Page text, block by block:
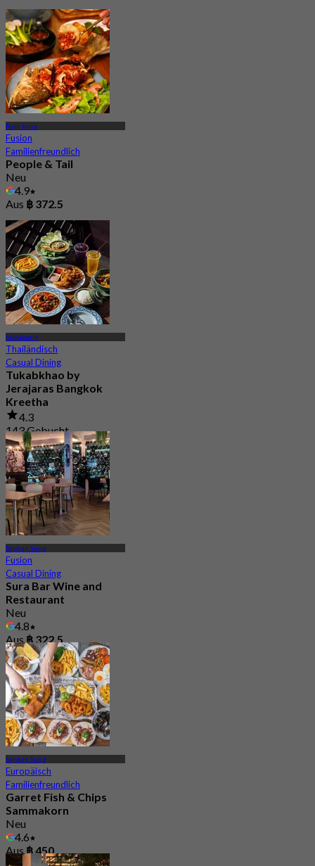
Ram Intra
Fusion
Familienfreundlich
People & Tail
Neu
4.9
Aus ฿ 372.5
Srinakarin
Thailändisch
Casual Dining
Tukabkhao by
Jerajaras Bangkok
Kreetha
4.3
143 Gebucht
Aus฿ 247.5
Saphan Sung
Fusion
Casual Dining
Sura Bar Wine and
Restaurant
Neu
4.8
Aus ฿ 322.5
Saphan Sung
Europäisch
Familienfreundlich
Garret Fish & Chips
Sammakorn
Neu
4.6
Aus ฿ 450